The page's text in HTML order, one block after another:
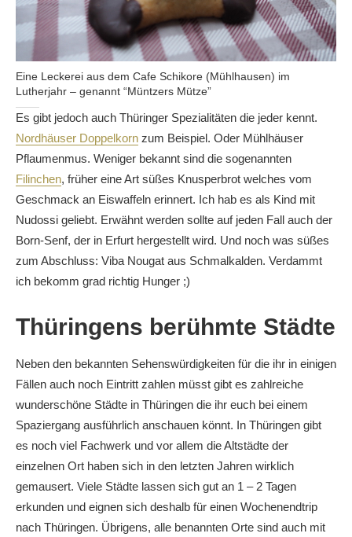
Eine Leckerei aus dem Cafe Schikore (Mühlhausen) im
Lutherjahr – genannt “Müntzers Mütze”
Es gibt jedoch auch Thüringer Spezialitäten die jeder kennt.
Nordhäuser Doppelkorn zum Beispiel. Oder Mühlhäuser
Pflaumenmus. Weniger bekannt sind die sogenannten
Filinchen, früher eine Art süßes Knusperbrot welches vom
Geschmack an Eiswaffeln erinnert. Ich hab es als Kind mit
Nudossi geliebt. Erwähnt werden sollte auf jeden Fall auch der
Born-Senf, der in Erfurt hergestellt wird. Und noch was süßes
zum Abschluss: Viba Nougat aus Schmalkalden. Verdammt
ich bekomm grad richtig Hunger ;)
Thüringens berühmte Städte
Neben den bekannten Sehenswürdigkeiten für die ihr in einigen
Fällen auch noch Eintritt zahlen müsst gibt es zahlreiche
wunderschöne Städte in Thüringen die ihr euch bei einem
Spaziergang ausführlich anschauen könnt. In Thüringen gibt
es noch viel Fachwerk und vor allem die Altstädte der
einzelnen Ort haben sich in den letzten Jahren wirklich
gemausert. Viele Städte lassen sich gut an 1 – 2 Tagen
erkunden und eignen sich deshalb für einen Wochenendtrip
nach Thüringen. Übrigens, alle benannten Orte sind auch mit